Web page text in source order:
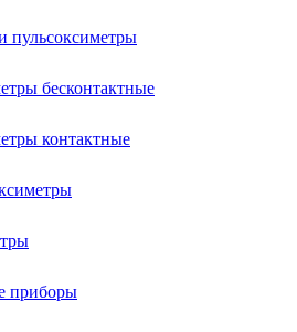
пульсоксиметры
бесконтактные
контактные
приборы